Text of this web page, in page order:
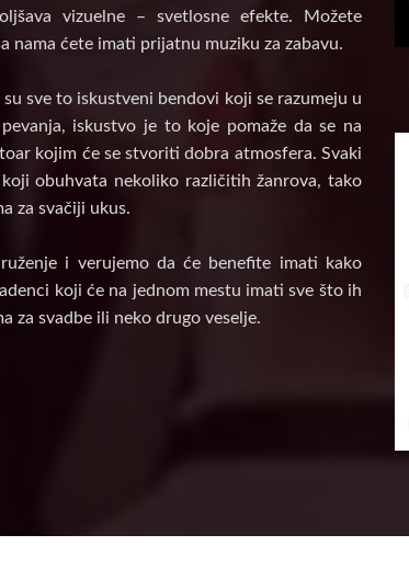
vizuelne – svetlosne efekte. Možete
nama ćete imati prijatnu muziku za zabavu.
sve to iskustveni bendovi koji se razumeju u
iskustvo je to koje pomaže da se na
kojim će se stvoriti dobra atmosfera. Svaki
obuhvata nekoliko različitih žanrova, tako
za svačiji ukus.
i verujemo da će benefite imati kako
koji će na jednom mestu imati sve što ih
za svadbe ili neko drugo veselje.